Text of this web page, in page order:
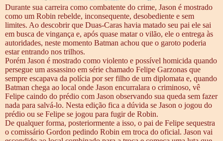
Durante sua carreira como combatente do crime, Jason é mostrado
como um Robin rebelde, inconsequente, desobediente e sem
limites. Ao descobrir que Duas-Caras havia matado seu pai ele sai
em busca de vingança e, após quase matar o vilão, ele o entrega às
autoridades, neste momento Batman achou que o garoto poderia
estar entrando nos trilhos.
Porém Jason é mostrado como violento e possível homicida quando
persegue um assassino em série chamado Felipe Garzonas que
sempre escapava da polícia por ser filho de um diplomata e, quando
Batman chega ao local onde Jason encurralara o criminoso, vê
Felipe caindo do prédio com Jason observando sua queda sem fazer
nada para salvá-lo. Nesta edição fica a dúvida se Jason o jogou do
prédio ou se Felipe se jogou para fugir de Robin.
De qualquer forma, posteriormente a isso, o pai de Felipe sequestra
o comissário Gordon pedindo Robin em troca do oficial. Jason vai